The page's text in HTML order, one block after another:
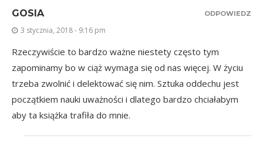
GOSIA
3 stycznia, 2018 - 9:16 pm
Rzeczywiście to bardzo ważne niestety często tym
zapominamy bo w ciąż wymaga się od nas więcej. W życiu
trzeba zwolnić i delektować się nim. Sztuka oddechu jest
początkiem nauki uważności i dlatego bardzo chciałabym
aby ta książka trafiła do mnie.
ODPOWIEDZ